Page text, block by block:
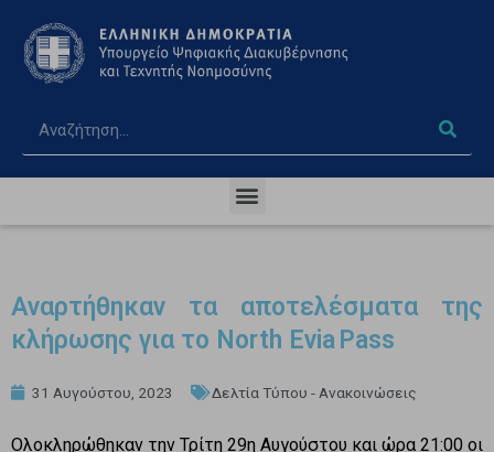
Αναρτήθηκαν τα αποτελέσματα της
κλήρωσης για το North Evia Pass
31 Αυγούστου, 2023 Δελτία Τύπου - Ανακοινώσεις
Ολοκληρώθηκαν την Τρίτη 29η Αυγούστου και ώρα 21:00 οι